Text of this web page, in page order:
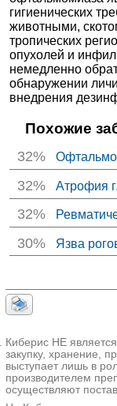
гигиенических
животными,
тропических
опухолей и
немедленно
обнаружении
внедрения
Похожие
32%
32% Атрофия
32%
30% Язва
Киберис НЕ
закупку, хранение,
выступает лишь в
производителем
осуществляют